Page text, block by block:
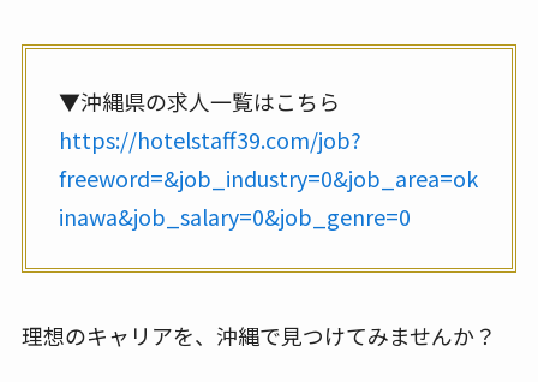
▼沖縄県の求人一覧はこちら
https://hotelstaff39.com/job?
freeword=&job_industry=0&job_area=ok
inawa&job_salary=0&job_genre=0
理想のキャリアを、沖縄で見つけてみませんか？